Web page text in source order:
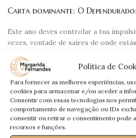
Política de
Para fornecer as melhores experiências,
cookies para armazenar e/ou aceder a
Consentir com essas tecnologias nos
comportamento de navegação ou IDs
consentir ou retirar o consentimento pode
recursos e funções.
Carta dominante: O
Este ano deves controlar a tua
vezes, vontade de saíres de onde
É necessário saíres da zona de
realidade.
Andarás a analisar a tua vida, ao
controla-te para que as tuas decisões